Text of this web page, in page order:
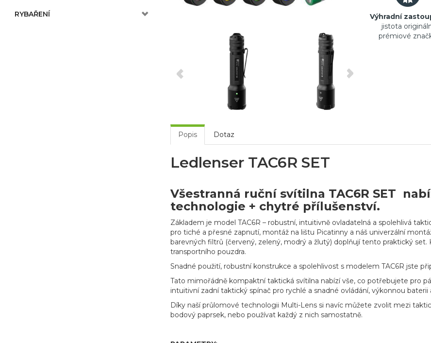
RYBAŘENÍ
Výhradní
jistota
prémiové
Popis Dotaz
Ledlenser TAC6R SET
Všestranná ruční svítilna TAC6R SET
technologie + chytré přílušenství.
Základem je model TAC6R – robustní, intuitivně ovladatelná a spolehlivá
pro tiché a přesné zapnutí, montáž na lištu Picatinny a náš univerzální
barevných filtrů (červený, zelený, modrý a žlutý) doplňují tento praktický
transportního pouzdra.
Snadné použití, robustní konstrukce a spolehlivost s modelem TAC6R jste
Tato mimořádně kompaktní taktická svítilna nabízí vše, co potřebujete pro
intuitivní zadní taktický spínač pro rychlé a snadné ovládání, výkonnou
Díky naší průlomové technologii Multi-Lens si navíc můžete zvolit mezi
bodový paprsek, nebo používat každý z nich samostatně.